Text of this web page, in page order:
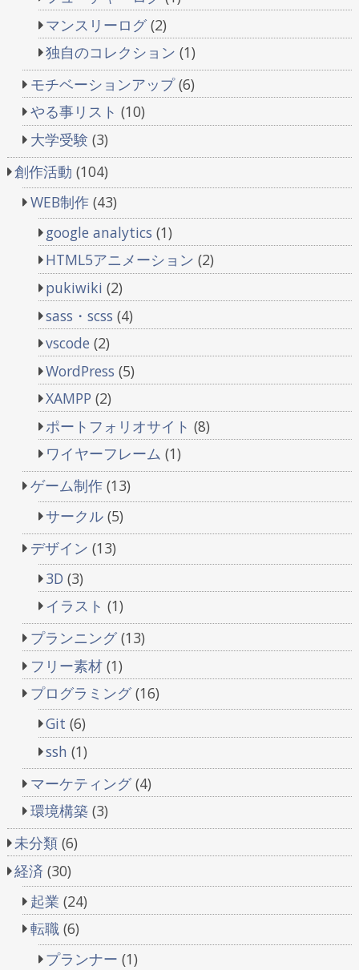
マンスリーログ(2)
独自のコレクション (1)
モチベーションアップ(6)
やる事リスト (10)
大学受験 (3)
創作活動 (104)
WEB制作(43)
google analytics (1)
HTML5アニメーション (2)
pukiwiki (2)
sass・scss (4)
vscode (2)
WordPress (5)
XAMPP (2)
ポートフォリオサイト (8)
ワイヤーフレーム (1)
ゲーム制作(13)
サークル (5)
デザイン (13)
3D (3)
イラスト (1)
プランニング(13)
フリー素材(1)
プログラミング(16)
Git (6)
ssh (1)
マーケティング(4)
環境構築 (3)
未分類 (6)
経済 (30)
起業 (24)
転職(6)
プランナー (1)